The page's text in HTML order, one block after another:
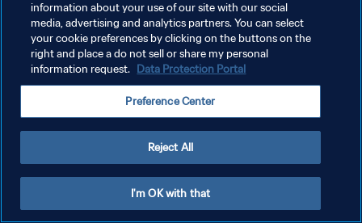
سياسة الخصوصية
إدارة تفضيلات ملفات تعريف الارتباط
information about your use of our site with our social
media, advertising and analytics partners. You can select
your cookie preferences by clicking on the buttons on the
right and place a do not sell or share my personal
information request. Data Protection Portal
Preference Center
Reject All
I'm OK with that